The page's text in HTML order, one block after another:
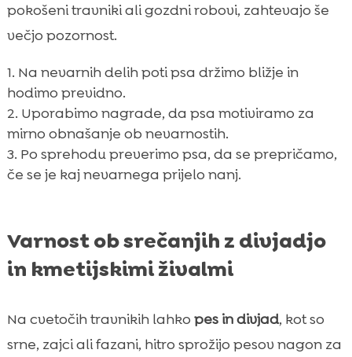
pokošeni travniki ali gozdni robovi, zahtevajo še
večjo pozornost.
Na nevarnih delih poti psa držimo bližje in
hodimo previdno.
Uporabimo nagrade, da psa motiviramo za
mirno obnašanje ob nevarnostih.
Po sprehodu preverimo psa, da se prepričamo,
če se je kaj nevarnega prijelo nanj.
Varnost ob srečanjih z divjadjo
in kmetijskimi živalmi
Na cvetočih travnikih lahko pes in divjad, kot so
srne, zajci ali fazani, hitro sprožijo pesov nagon za